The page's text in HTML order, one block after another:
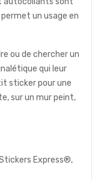
un usage en
ou de chercher un
qui leur
sticker pour une
sur un mur peint,
Express®,